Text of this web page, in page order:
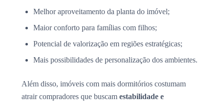
Melhor aproveitamento da planta do imóvel;
Maior conforto para famílias com filhos;
Potencial de valorização em regiões estratégicas;
Mais possibilidades de personalização dos ambientes.
Além disso, imóveis com mais dormitórios costumam
atrair compradores que buscam estabilidade e